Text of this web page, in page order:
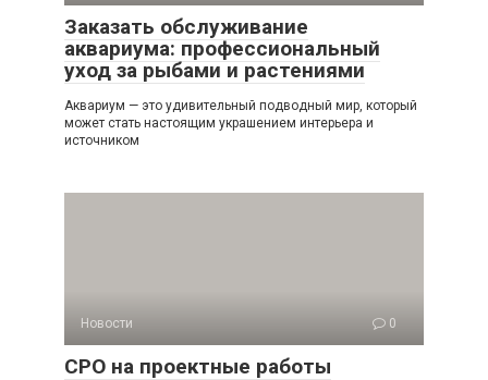
Заказать обслуживание
аквариума: профессиональный
уход за рыбами и растениями
Аквариум — это удивительный подводный мир, который
может стать настоящим украшением интерьера и
источником
Новости 0
СРО на проектные работы